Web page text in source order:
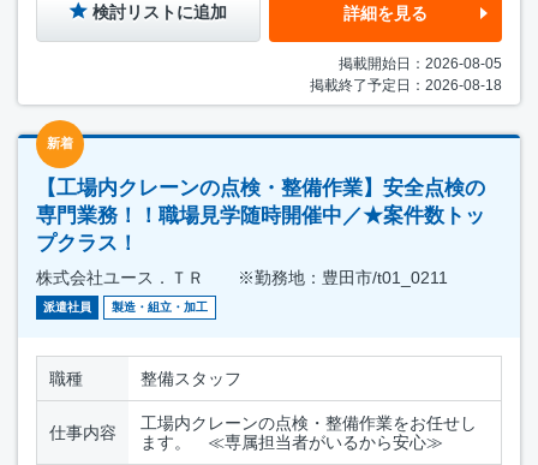
検討リストに追加 詳細を見る
掲載開始日：2026-08-05
掲載終了予定日：2026-08-18
新着
【工場内クレーンの点検・整備作業】安全点検の
専門業務！！職場見学随時開催中／★案件数トッ
プクラス！
株式会社ユース．ＴＲ ※勤務地：豊田市/t01_0211
派遣社員 製造・組立・加工
職種 整備スタッフ
仕事内容
工場内クレーンの点検・整備作業をお任せし
ます。 ≪専属担当者がいるから安心≫